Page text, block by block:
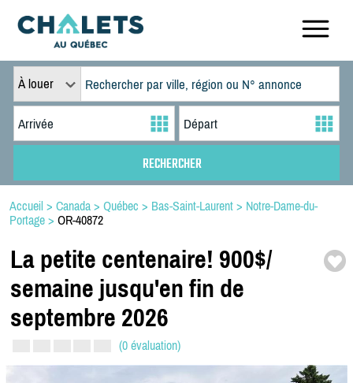
À louer
Accueil > Canada > Québec > Bas-Saint-Laurent > Notre-Dame-du-
Portage > OR-40872
La petite centenaire! 900$/
semaine jusqu'en fin de
septembre 2026
(0 évaluation)